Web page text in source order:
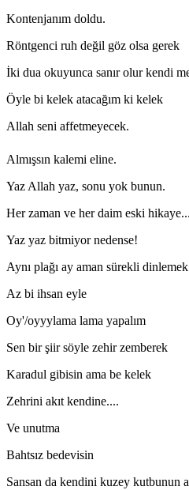
Kontenjanım doldu.
Röntgenci ruh değil göz olsa gerek
İki dua okuyunca sanır olur kendi
Öyle bi kelek atacağım ki kelek
Allah seni affetmeyecek.
Almışsın kalemi eline.
Yaz Allah yaz, sonu yok bunun.
Her zaman ve her daim eski hikaye...
Yaz yaz bitmiyor nedense!
Aynı plağı ay aman sürekli
Az bi ihsan eyle
Oy'/oyyylama lama yapalım
Sen bir şiir söyle zehir zemberek
Karadul gibisin ama be kelek
Zehrini akıt kendine....
Ve unutma
Bahtsız bedevisin
Sansan da kendini kuzey kutbunun